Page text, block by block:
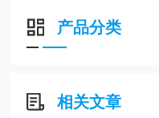
产品分类
相关文章